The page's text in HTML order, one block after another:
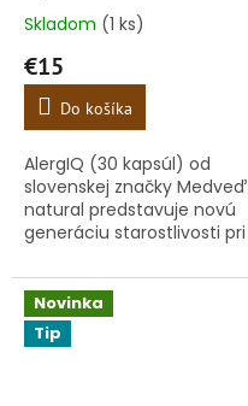
Priemerné
produktu
5,0
5
hviezdičiek.
Skladom (1 ks)
€15
Do košíka
AlergIQ (30 kapsúl) od
slovenskej značky Medveď
natural predstavuje novú
generáciu starostlivosti pri
problémoch. Základom
tohto výživového doplnku
je...
Novinka
Tip